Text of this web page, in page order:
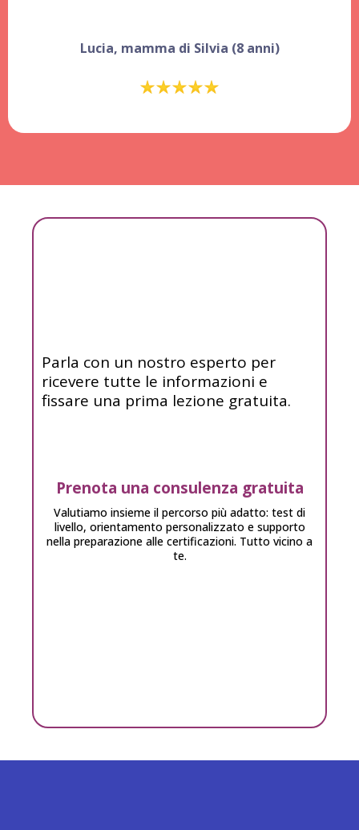
Lucia, mamma di Silvia (8 anni)
Parla con un nostro esperto per
ricevere tutte le informazioni e
fissare una prima lezione gratuita.
Prenota una consulenza gratuita
Valutiamo insieme il percorso più adatto: test di
livello, orientamento personalizzato e supporto
nella preparazione alle certificazioni. Tutto vicino a
te.